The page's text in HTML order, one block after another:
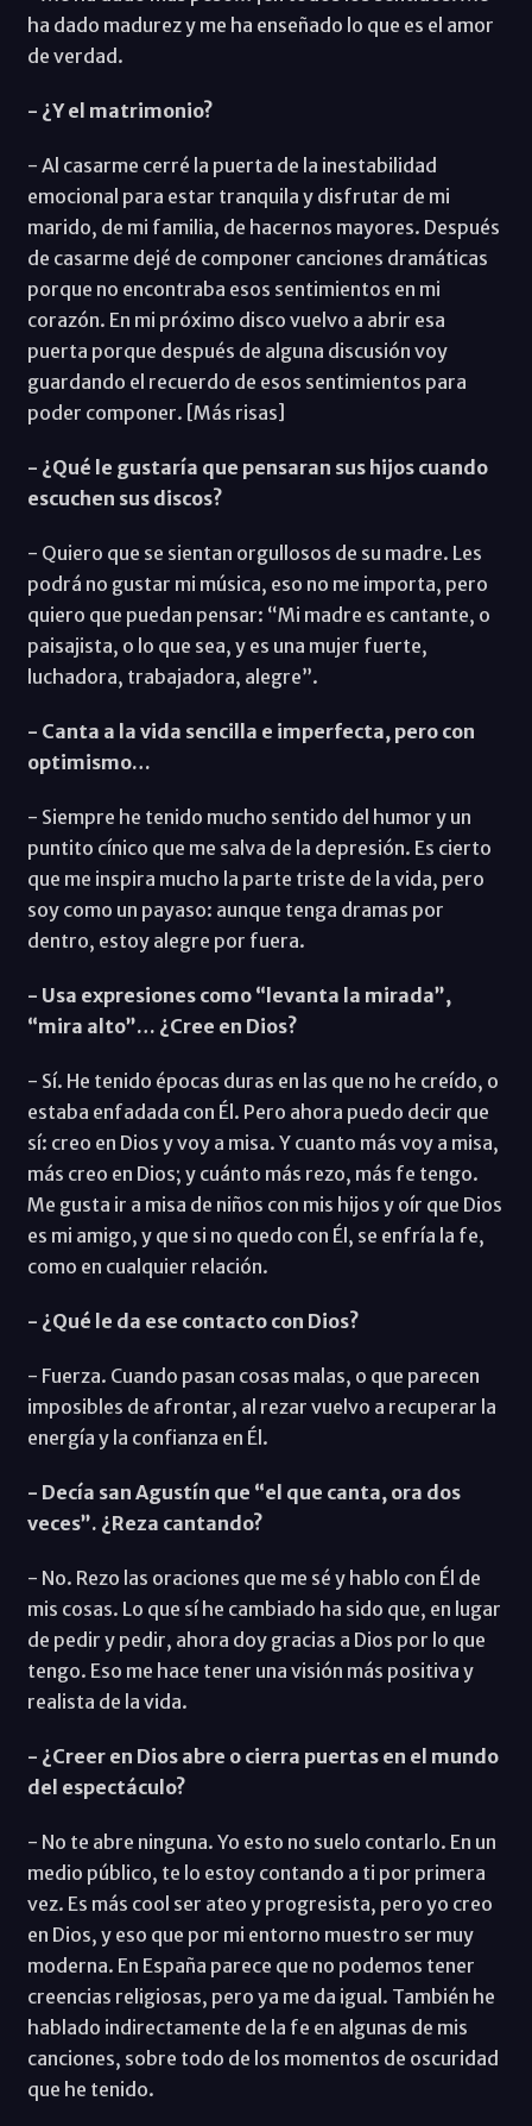
ha dado madurez y me ha enseñado lo que es el amor
de verdad.
- ¿Y el matrimonio?
- Al casarme cerré la puerta de la inestabilidad
emocional para estar tranquila y disfrutar de mi
marido, de mi familia, de hacernos mayores. Después
de casarme dejé de componer canciones dramáticas
porque no encontraba esos sentimientos en mi
corazón. En mi próximo disco vuelvo a abrir esa
puerta porque después de alguna discusión voy
guardando el recuerdo de esos sentimientos para
poder componer. [Más risas]
- ¿Qué le gustaría que pensaran sus hijos cuando
escuchen sus discos?
- Quiero que se sientan orgullosos de su madre. Les
podrá no gustar mi música, eso no me importa, pero
quiero que puedan pensar: “Mi madre es cantante, o
paisajista, o lo que sea, y es una mujer fuerte,
luchadora, trabajadora, alegre”.
- Canta a la vida sencilla e imperfecta, pero con
optimismo…
- Siempre he tenido mucho sentido del humor y un
puntito cínico que me salva de la depresión. Es cierto
que me inspira mucho la parte triste de la vida, pero
soy como un payaso: aunque tenga dramas por
dentro, estoy alegre por fuera.
- Usa expresiones como “levanta la mirada”,
“mira alto”… ¿Cree en Dios?
- Sí. He tenido épocas duras en las que no he creído, o
estaba enfadada con Él. Pero ahora puedo decir que
sí: creo en Dios y voy a misa. Y cuanto más voy a misa,
más creo en Dios; y cuánto más rezo, más fe tengo.
Me gusta ir a misa de niños con mis hijos y oír que Dios
es mi amigo, y que si no quedo con Él, se enfría la fe,
como en cualquier relación.
- ¿Qué le da ese contacto con Dios?
- Fuerza. Cuando pasan cosas malas, o que parecen
imposibles de afrontar, al rezar vuelvo a recuperar la
energía y la confianza en Él.
- Decía san Agustín que “el que canta, ora dos
veces”. ¿Reza cantando?
- No. Rezo las oraciones que me sé y hablo con Él de
mis cosas. Lo que sí he cambiado ha sido que, en lugar
de pedir y pedir, ahora doy gracias a Dios por lo que
tengo. Eso me hace tener una visión más positiva y
realista de la vida.
- ¿Creer en Dios abre o cierra puertas en el mundo
del espectáculo?
- No te abre ninguna. Yo esto no suelo contarlo. En un
medio público, te lo estoy contando a ti por primera
vez. Es más cool ser ateo y progresista, pero yo creo
en Dios, y eso que por mi entorno muestro ser muy
moderna. En España parece que no podemos tener
creencias religiosas, pero ya me da igual. También he
hablado indirectamente de la fe en algunas de mis
canciones, sobre todo de los momentos de oscuridad
que he tenido.